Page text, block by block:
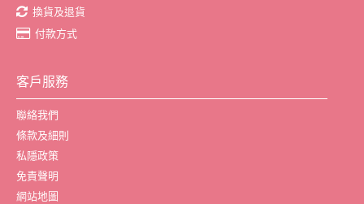
換貨及退貨
付款方式
客戶服務
聯絡我們
條款及細則
私隱政策
免責聲明
網站地圖